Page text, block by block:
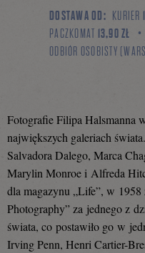
na
DOSTAWA OD: KURIER
PACZKOMAT 13,90 ZŁ
ODBIÓR OSOBISTY
Fotografie Filipa Halsmanna
największych galeriach
Salvadora Dalego, Marca
Marylin Monroe i Alfreda
dla magazynu „Life”, w 1958
Photography” za jednego z
świata, co postawiło go w
Irving Penn, Henri Cartier-